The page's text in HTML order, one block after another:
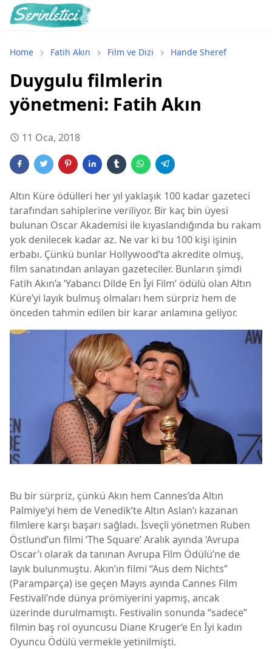
Home Fatih Akın Film ve Dizi Hande Sheref
Duygulu filmlerin
yönetmeni: Fatih Akın
11 Oca, 2018
Altın Küre ödülleri her yıl yaklaşık 100 kadar gazeteci
tarafından sahiplerine veriliyor. Bir kaç bin üyesi
bulunan Oscar Akademisi ile kıyaslandığında bu rakam
yok denilecek kadar az. Ne var ki bu 100 kişi işinin
erbabı. Çünkü bunlar Hollywood’ta akredite olmuş,
film sanatından anlayan gazeteciler. Bunların şimdi
Fatih Akın’a ‘Yabancı Dilde En İyi Film’ ödülü olan Altın
Küre’yi layık bulmuş olmaları hem sürpriz hem de
önceden tahmin edilen bir karar anlamına geliyor.
Bu bir sürpriz, çünkü Akın hem Cannes’da Altın
Palmiye‘yi hem de Venedik’te Altın Aslan’ı kazanan
filmlere karşı başarı sağladı. İsveçli yönetmen Ruben
Östlund’un filmi ‘The Square’ Aralık ayında ‘Avrupa
Oscar’ı olarak da tanınan Avrupa Film Ödülü’ne de
layık bulunmuştu. Akın’ın filmi “Aus dem Nichts”
(Paramparça) ise geçen Mayıs ayında Cannes Film
Festivali’nde dünya prömiyerini yapmış, ancak
üzerinde durulmamıştı. Festivalin sonunda “sadece”
filmin baş rol oyuncusu Diane Kruger‘e En İyi kadın
Oyuncu Ödülü vermekle yetinilmişti.